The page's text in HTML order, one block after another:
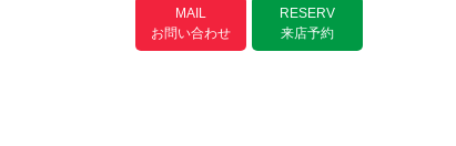
MAIL
お問い合わせ
RESERV
来店予約